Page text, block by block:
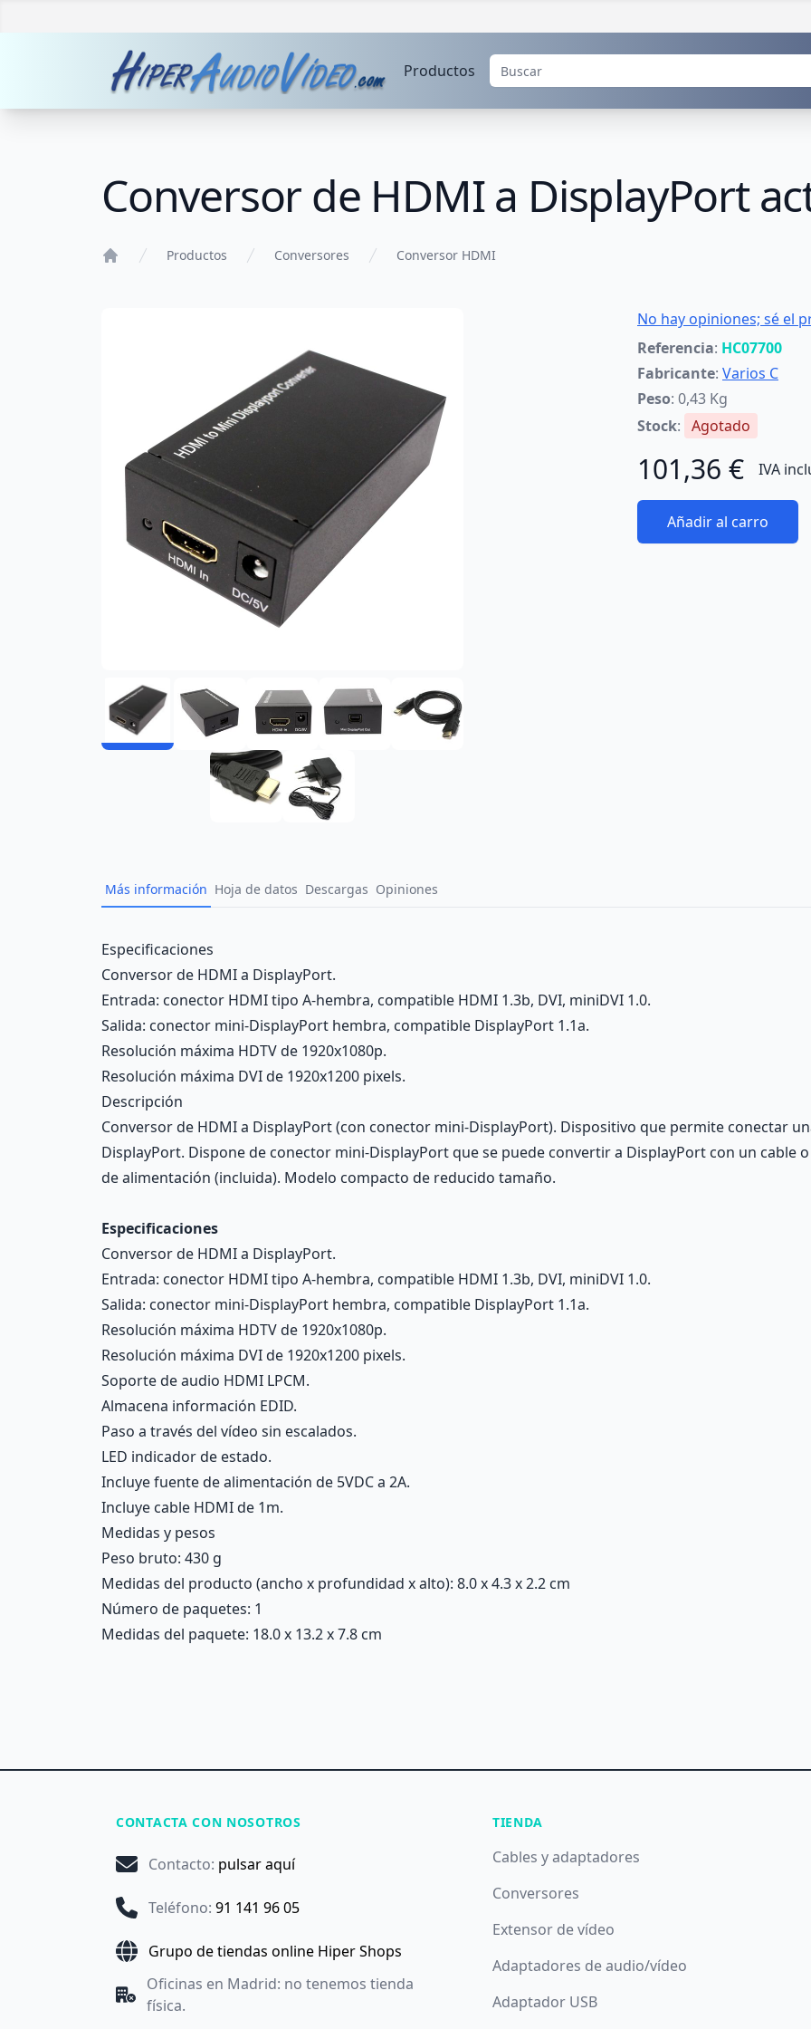
Productos
Conversor de HDMI a DisplayPort
Productos Conversores Conversor HDMI
No hay opiniones; sé el
Referencia: HC07700
Fabricante: Varios C
Peso: 0,43 Kg
Stock: Agotado
101,36 € IVA
Añadir al carro
Más información Hoja de datos Descargas Opiniones
Description
Especificaciones
Conversor de HDMI a DisplayPort.
Entrada: conector HDMI tipo A-hembra, compatible HDMI 1.3b, DVI, miniDVI 1.0.
Salida: conector mini-DisplayPort hembra, compatible DisplayPort 1.1a.
Resolución máxima HDTV de 1920x1080p.
Resolución máxima DVI de 1920x1200 pixels.
Descripción
Conversor de HDMI a DisplayPort (con conector mini-DisplayPort). Dispositivo que permite conectar
DisplayPort. Dispone de conector mini-DisplayPort que se puede convertir a DisplayPort con un cable
de alimentación (incluida). Modelo compacto de reducido tamaño.
Especificaciones
Conversor de HDMI a DisplayPort.
Entrada: conector HDMI tipo A-hembra, compatible HDMI 1.3b, DVI, miniDVI 1.0.
Salida: conector mini-DisplayPort hembra, compatible DisplayPort 1.1a.
Resolución máxima HDTV de 1920x1080p.
Resolución máxima DVI de 1920x1200 pixels.
Soporte de audio HDMI LPCM.
Almacena información EDID.
Paso a través del vídeo sin escalados.
LED indicador de estado.
Incluye fuente de alimentación de 5VDC a 2A.
Incluye cable HDMI de 1m.
Medidas y pesos
Peso bruto: 430 g
Medidas del producto (ancho x profundidad x alto): 8.0 x 4.3 x 2.2 cm
Número de paquetes: 1
Medidas del paquete: 18.0 x 13.2 x 7.8 cm
CONTACTA CON NOSOTROS
Contacto: pulsar aquí
Teléfono: 91 141 96 05
Grupo de tiendas online Hiper Shops
Oficinas en Madrid: no tenemos tienda
física.
TIENDA
Cables y adaptadores
Conversores
Extensor de vídeo
Adaptadores de audio/vídeo
Adaptador USB